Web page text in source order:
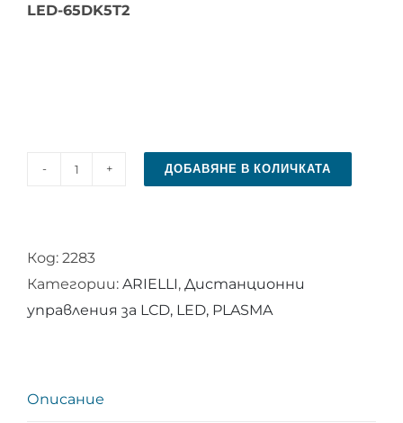
LED-65DK5T2
количество
управление
за
ARIELLI
ДОБАВЯНЕ В КОЛИЧКАТА
Код: 2283
Категории: ARIELLI, Дистанционни
управления за LCD, LED, PLASMA
Описание